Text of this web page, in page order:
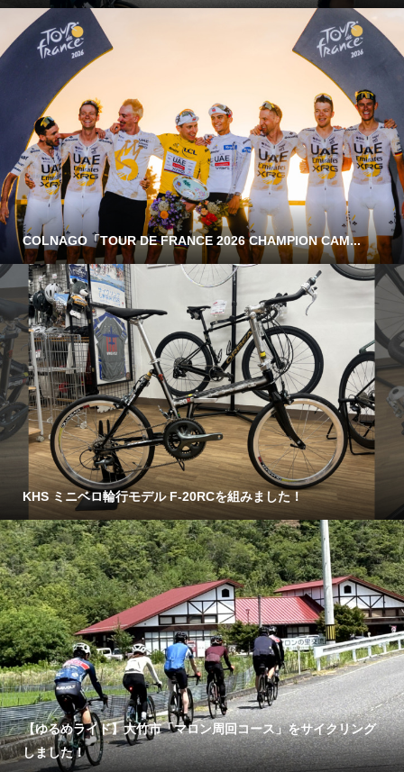
COLNAGO「TOUR DE FRANCE 2026 CHAMPION CAM...
KHS ミニベロ輪行モデル F-20RCを組みました！
【ゆるめライド】大竹市「マロン周回コース」をサイクリング
しました！